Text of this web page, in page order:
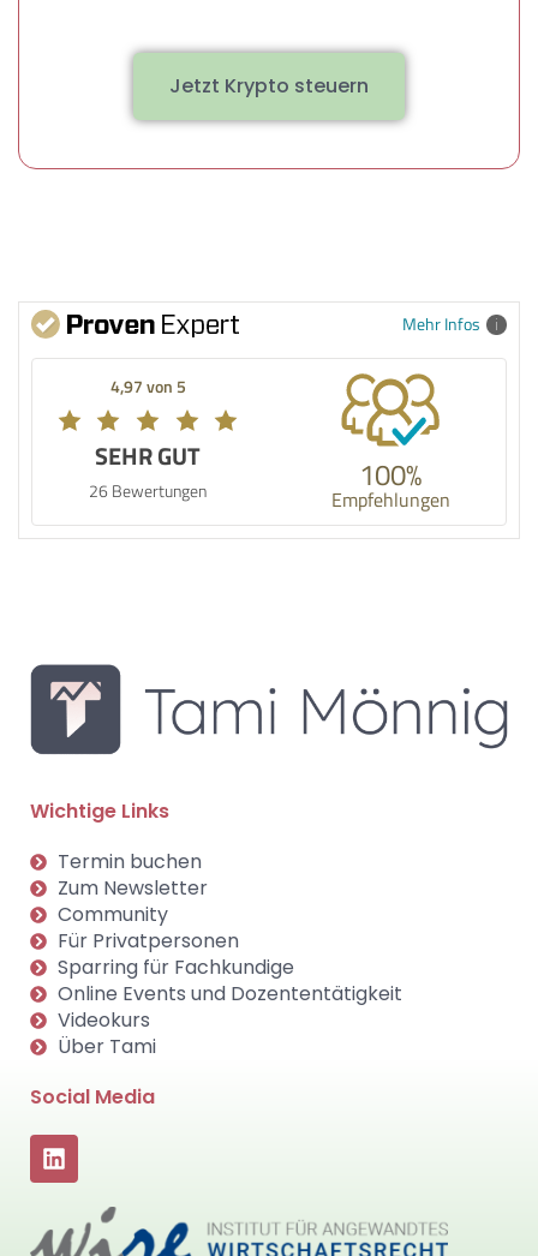
Jetzt Krypto steuern
Mehr Infos
4,97 von 5
SEHR GUT
26 Bewertungen 100%
Empfehlungen
Wichtige Links
Termin buchen
Zum Newsletter
Community
Für Privatpersonen
Sparring für Fachkundige
Online Events und Dozententätigkeit
Videokurs
Über Tami
Social Media